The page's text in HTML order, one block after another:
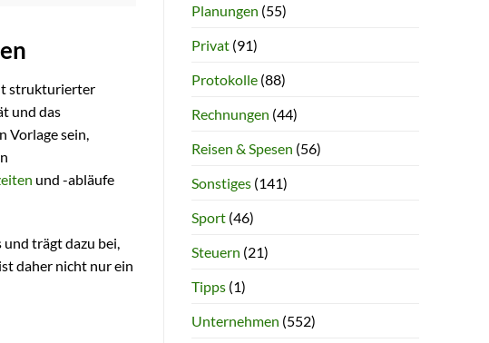
strukturierter
und das
Vorlage sein,
und -abläufe
trägt dazu bei,
daher nicht nur ein
Planungen (55)
Privat(91)
Protokolle(88)
Rechnungen (44)
Reisen & Spesen (56)
Sonstiges(141)
Sport(46)
Steuern (21)
Tipps(1)
Unternehmen (552)